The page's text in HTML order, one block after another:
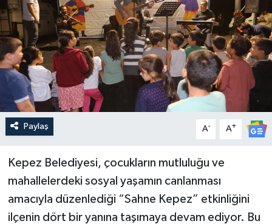
Paylaş A- A+
Kepez Belediyesi, çocukların mutluluğu ve
mahallelerdeki sosyal yaşamın canlanması
amacıyla düzenlediği “Sahne Kepez” etkinliğini
ilçenin dört bir yanına taşımaya devam ediyor. Bu
Kültür & Sanat
Magazin
Resmi İlan
Sağlık & Yaşam
Siyaset
Spor